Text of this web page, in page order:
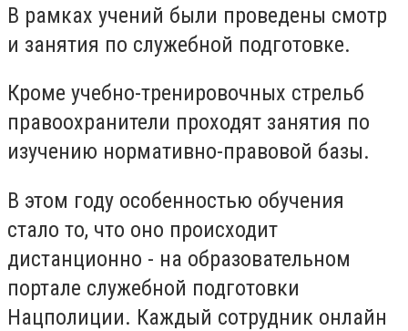
В рамках учений были проведены смотр
и занятия по служебной подготовке.
Кроме учебно-тренировочных стрельб
правоохранители проходят занятия по
изучению нормативно-правовой базы.
В этом году особенностью обучения
стало то, что оно происходит
дистанционно - на образовательном
портале служебной подготовки
Нацполиции. Каждый сотрудник онлайн